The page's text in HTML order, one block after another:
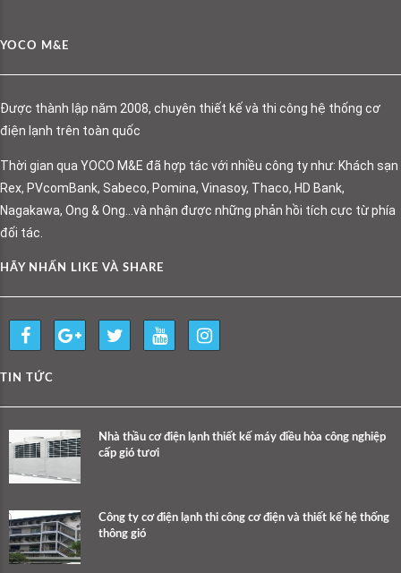
YOCO M&E
Được thành lập năm 2008, chuyên thiết kế và thi công hệ thống cơ
điện lạnh trên toàn quốc
Thời gian qua YOCO M&E đã hợp tác với nhiều công ty như: Khách sạn
Rex, PVcomBank, Sabeco, Pomina, Vinasoy, Thaco, HD Bank,
Nagakawa, Ong & Ong…và nhận được những phản hồi tích cực từ phía
đối tác.
HÃY NHẤN LIKE VÀ SHARE
TIN TỨC
Nhà thầu cơ điện lạnh thiết kế máy điều hòa công nghiệp
cấp gió tươi
Công ty cơ điện lạnh thi công cơ điện và thiết kế hệ thống
thông gió